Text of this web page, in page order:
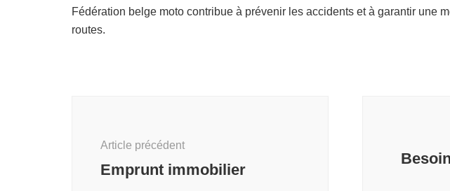
Fédération belge moto contribue à prévenir les accidents et à garantir une
routes.
Article précédent
Emprunt immobilier